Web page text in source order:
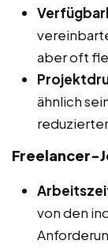
aber oft
ähnlich
Freelancer-
von den